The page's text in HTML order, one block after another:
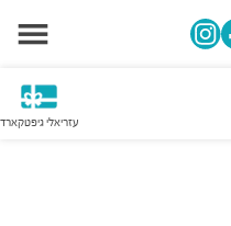
עזריאלי גיפטקארד